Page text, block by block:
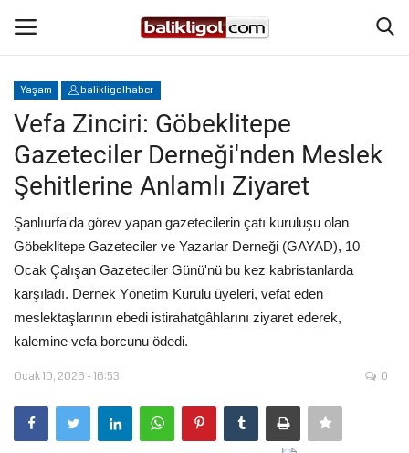
Giriş Yap
Anasayfa
Şanlıurfa
Eğitim
Magazin
Gündem
Yaşam balikligolhaber
Vefa Zinciri: Göbeklitepe
Gazeteciler Derneği'nden Meslek
Şehitlerine Anlamlı Ziyaret
Şanlıurfa'da görev yapan gazetecilerin çatı kuruluşu olan
Göbeklitepe Gazeteciler ve Yazarlar Derneği (GAYAD), 10
Ocak Çalışan Gazeteciler Günü'nü bu kez kabristanlarda
karşıladı. Dernek Yönetim Kurulu üyeleri, vefat eden
meslektaşlarının ebedi istirahatgâhlarını ziyaret ederek,
kalemine vefa borcunu ödedi.
Ocak 10, 2026 - 16:53 0